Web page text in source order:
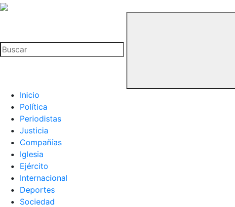
La
Buitre
Inicio
Política
Periodistas
Justicia
Compañías
Iglesia
Ejército
Internacional
Deportes
Sociedad